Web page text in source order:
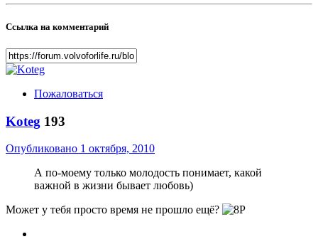
Ссылка на комментарий
Пожаловаться
Koteg 193
Опубликовано 1 октября, 2010
А по-моему только молодость понимает, какой
важной в жизни бывает любовь)
Может у тебя просто время не прошло ещё?